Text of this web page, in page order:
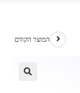
המוצר הקודם